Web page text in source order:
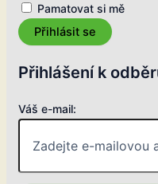
Pamatovat si mě
Přihlásit se
Přihlášení k
Váš e-mail: